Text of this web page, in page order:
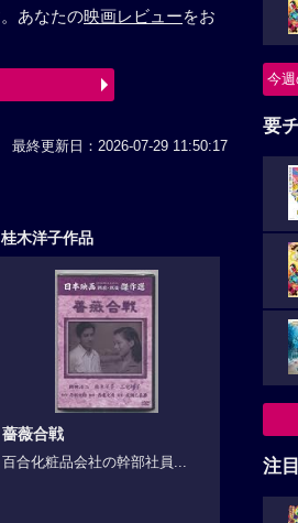
あなたの映画レビューをお
最終更新日：2026-07-29 11:50:17
桂木洋子作品
薔薇合戦
百合化粧品会社の幹部社員...
今
要
注